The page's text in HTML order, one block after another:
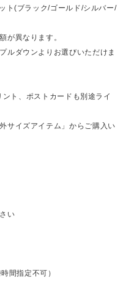
ト(ブラック/ゴールド/シルバー/
が異なります。
ルダウンよりお選びいただけま
ト、ポストカードも別途ライ
サイズアイテム」からご購入い
い
間指定不可）